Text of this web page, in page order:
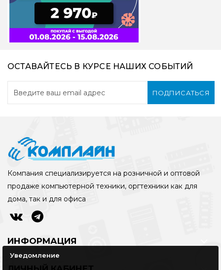
ОСТАВАЙТЕСЬ В КУРСЕ НАШИХ СОБЫТИЙ
ПОДПИСАТЬСЯ
Компания специализируется на розничной и оптовой
продаже компьютерной техники, оргтехники как для
дома, так и для офиса
ИНФОРМАЦИЯ
Уведомление